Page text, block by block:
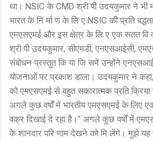
था। NSIC के CMD श्री पी उदयकुमार ने
भारत के नि र्मा ण के लि ए NSIC की प्रति
एमएसएमई और इस क्षेत्र के लि ए एक सतत वि
श्री पी उदयकुमार, सीएमडी, एनएसआईसी,
संबोधन प्रस्तुत कि या जि समें उन्होंने
योजनाओं पर प्रकाश डाला। उदयकुमार ने
को एमएसएमई से बहुत सकारात्मक प्रति
अगले कुछ वर्षों में भारतीय एमएसएमई के लिए
वक्र दिखाई दे रहा है।" अगले कुछ वर्षों में
के शानदार परि णाम देखने को मि लेंगे। मुझे यह